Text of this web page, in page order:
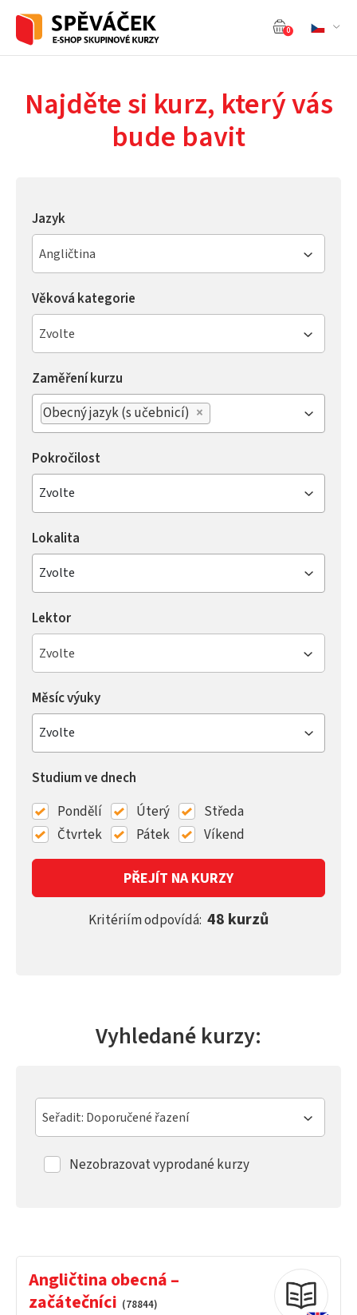
0
Najděte si kurz, který vás
bude bavit
Jazyk
Angličtina
Věková kategorie
Zvolte
Zaměření kurzu
×
Obecný jazyk (s učebnicí)
Pokročilost
Zvolte
Lokalita
Zvolte
Lektor
Zvolte
Měsíc výuky
Zvolte
Studium ve dnech
Pondělí
Úterý
Středa
Čtvrtek
Pátek Víkend
PŘEJÍT NA KURZY
Kritériím odpovídá: 48 kurzů
Vyhledané kurzy:
Nezobrazovat vyprodané kurzy
Seřadit: Doporučené řazení
Angličtina obecná –
začátečníci (78844)